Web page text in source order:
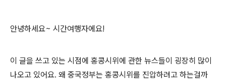
안녕하세요~ 시간여행자에요!
이 글을 쓰고 있는 시점에 홍콩시위에 관한 뉴스들이 굉장히 많이
나오고 있어요. 왜 중국정부는 홍콩시위를 진압하려고 하는걸까